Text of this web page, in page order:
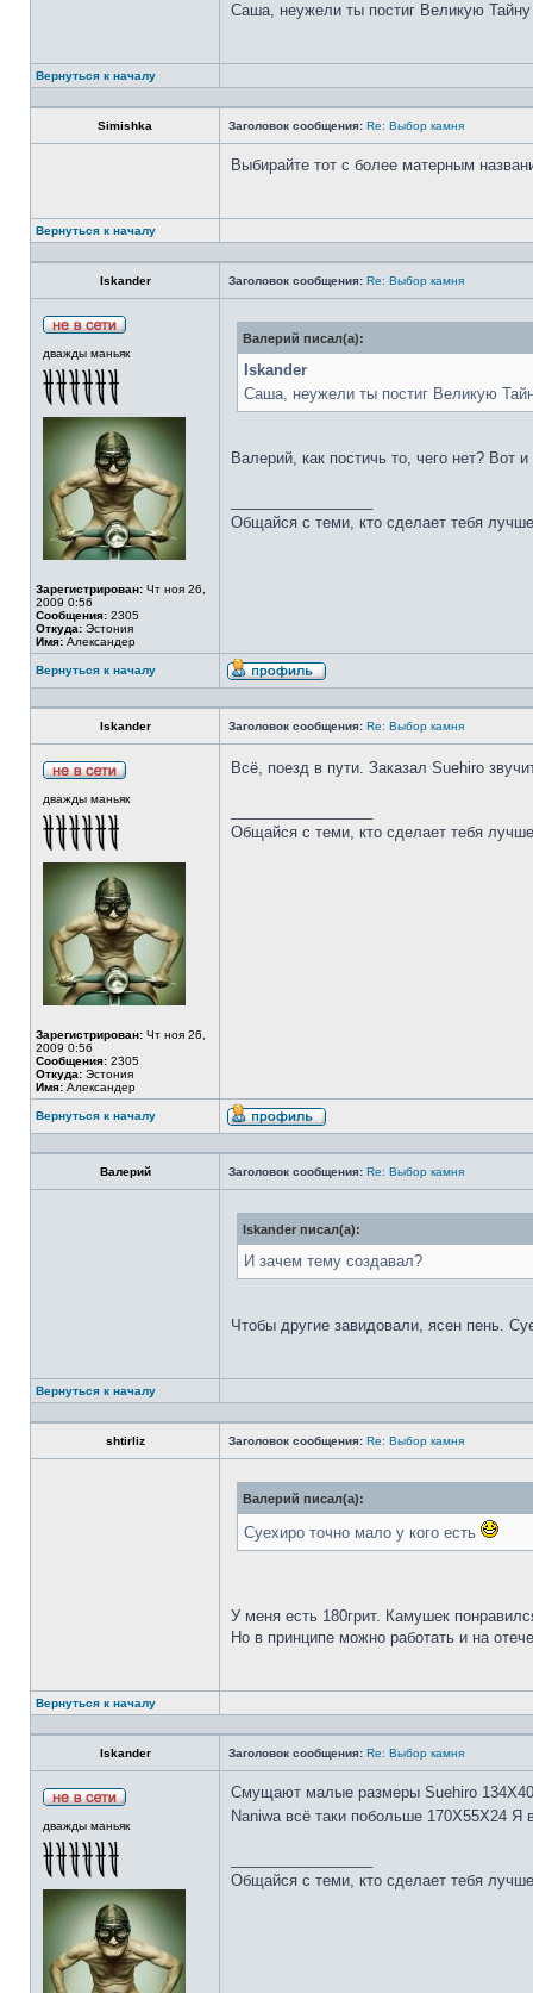
Саша, неужели ты постиг Великую
Вернуться к началу
Simishka Заголовок сообщения: Re: Выбор камня
Выбирайте тот с более матерным
Вернуться к началу
Iskander Заголовок сообщения: Re: Выбор камня
дважды маньяк
Зарегистрирован: Чт ноя 26,
2009 0:56
Сообщения: 2305
Откуда: Эстония
Имя: Александер
Валерий писал(а):
Iskander
Саша, неужели ты постиг Великую
Валерий, как постичь то, чего нет? Вот
Общайся с теми, кто сделает тебя
Вернуться к началу
Iskander Заголовок сообщения: Re: Выбор камня
дважды маньяк
Зарегистрирован: Чт ноя 26,
2009 0:56
Сообщения: 2305
Откуда: Эстония
Имя: Александер
Всё, поезд в пути. Заказал Suehiro
Общайся с теми, кто сделает тебя
Вернуться к началу
Валерий Заголовок сообщения: Re: Выбор камня
Iskander писал(а):
И зачем тему создавал?
Чтобы другие завидовали, ясен пень.
Вернуться к началу
shtirliz Заголовок сообщения: Re: Выбор камня
Валерий писал(а):
Суехиро точно мало у кого есть
У меня есть 180грит. Камушек
Но в принципе можно работать и на
Вернуться к началу
Iskander Заголовок сообщения: Re: Выбор камня
дважды маньяк
Смущают малые размеры Suehiro
Naniwa всё таки побольше 170Х55Х24 Я
Общайся с теми, кто сделает тебя